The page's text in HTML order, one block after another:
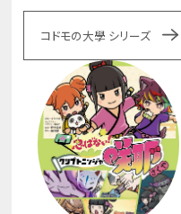
コドモの大學 シリーズ